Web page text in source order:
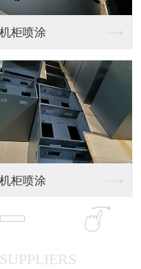
东莞五金金属配件
东莞五金配件